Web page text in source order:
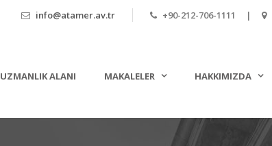
info@atamer.av.tr +90-212-706-1111 |
UZMANLIK ALANI MAKALELER HAKKIMIZDA